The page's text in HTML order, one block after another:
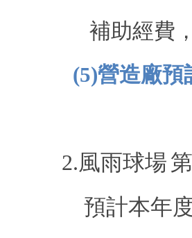
補助經費
(5)營造廠預
2.風雨球場
預計本年